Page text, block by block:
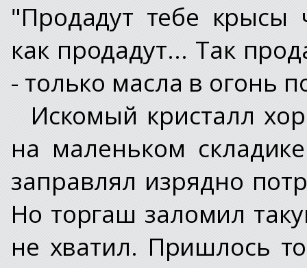
"Продадут тебе крысы
как продадут... Так
- только масла в огонь
Искомый кристалл
на маленьком
заправлял изрядно
Но торгаш заломил
не хватил. Пришлось